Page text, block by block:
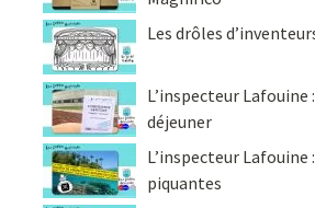
Les drôles
L’inspecteur Lafouine
déjeuner
L’inspecteur Lafouine
piquantes